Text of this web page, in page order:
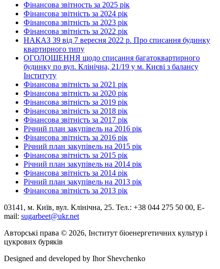
Фінансова звітность за 2025 рік
Фінансова звітність за 2024 рік
Фінансова звітність за 2023 рік
Фінансова звітність за 2022 рік
НАКАЗ 39 від 7 вересня 2022 р. Про списання будинку
квартирного типу
ОГОЛОШЕННЯ щодо списання багатоквартирного
будинку по вул. Клінічна, 21/19 у м. Києві з балансу
Інституту
Фінансова звітність за 2021 рік
Фінансова звітність за 2020 рік
Фінансова звітність за 2019 рік
Фінансова звітність за 2018 рік
Фінансова звітність за 2017 рік
Річний план закупівель на 2016 рік
Фінансова звітність за 2016 рік
Річний план закупівель на 2015 рік
Фінансова звітність за 2015 рік
Річний план закупівель на 2014 рік
Фінансова звітність за 2014 рік
Річний план закупівель на 2013 рік
Фінансова звітність за 2013 рік
03141, м. Київ, вул. Клінічна, 25. Тел.: +38 044 275 50 00, E-
mail: sugarbeet@ukr.net
Авторські права © 2026, Інститут біоенергетичних культур і
цукрових буряків
Designed and developed by Ihor Shevchenko